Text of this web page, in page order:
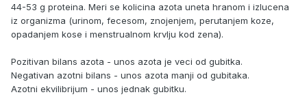
44-53 g proteina. Meri se kolicina azota uneta hranom i izlucena
iz organizma (urinom, fecesom, znojenjem, perutanjem koze,
opadanjem kose i menstrualnom krvlju kod zena).
Pozitivan bilans azota - unos azota je veci od gubitka.
Negativan azotni bilans - unos azota manji od gubitaka.
Azotni ekvilibrijum - unos jednak gubitku.